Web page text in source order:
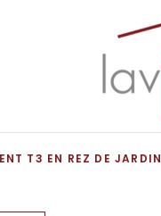
T3 EN REZ DE JARDIN